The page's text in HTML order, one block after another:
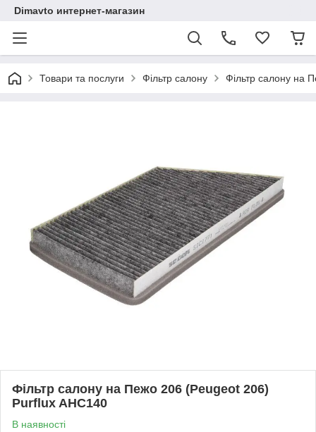
Dimavto интернет-магазин
Товари та послуги Фільтр салону Фільтр салону на
Фільтр салону на Пежо 206 (Peugeot 206)
Purflux AHC140
В наявності